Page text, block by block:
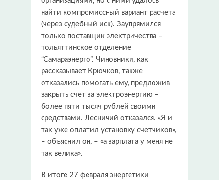
найти компромиссный вариант расчета
(через судебный иск). Заупрямился
только поставщик электричества –
тольяттинское отделение
“Самараэнерго”. Чиновники, как
рассказывает Крючков, также
отказались помогать ему, предложив
закрыть счет за электроэнергию –
более пяти тысяч рублей своими
средствами. Лесничий отказался. «Я и
так уже оплатил установку счетчиков»,
– объяснил он, – «а зарплата у меня не
так велика».
В итоге 27 февраля энергетики